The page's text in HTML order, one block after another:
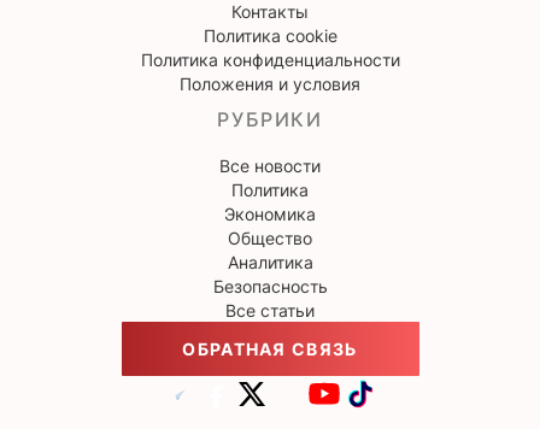
Контакты
Политика cookie
Политика конфиденциальности
Положения и условия
РУБРИКИ
Все новости
Политика
Экономика
Общество
Аналитика
Безопасность
Все статьи
ОБРАТНАЯ СВЯЗЬ